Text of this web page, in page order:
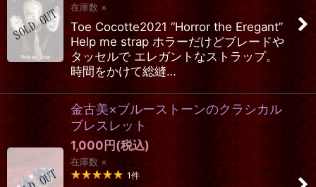
在庫数 ×
Toe Cocotte2021 “Horror the Eregant”
Help me strap ホラーだけどブレードや
タッセルで エレガントなストラップ。
時間をかけて総縫…
金古美×ブルーストーンのクラシカル
ブレスレット
1,000 円 (税込)
在庫数 ×
1件